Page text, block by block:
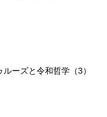
ーズと令和哲学（3）